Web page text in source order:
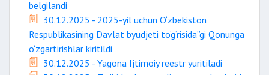
belgilandi
30.12.2025 - 2025-yil uchun O‘zbekiston
Respublikasining Davlat byudjeti to‘g‘risida”gi Qonunga
o‘zgartirishlar kiritildi
30.12.2025 - Yagona Ijtimoiy reestr yuritiladi